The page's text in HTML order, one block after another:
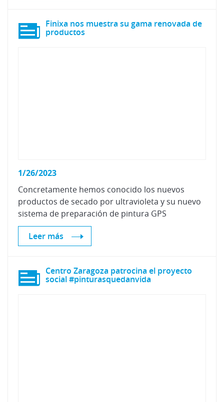
Finixa nos muestra su gama renovada de
productos
1/26/2023
Concretamente hemos conocido los nuevos
productos de secado por ultravioleta y su nuevo
sistema de preparación de pintura GPS
Leer más
Centro Zaragoza patrocina el proyecto
social #pinturasquedanvida